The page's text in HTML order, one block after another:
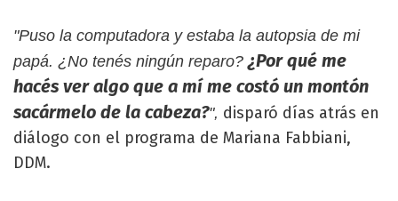
"Puso la computadora y estaba la autopsia de mi
papá. ¿No tenés ningún reparo? ¿Por qué me
hacés ver algo que a mí me costó un montón
sacármelo de la cabeza?", disparó días atrás en
diálogo con el programa de Mariana Fabbiani,
DDM.